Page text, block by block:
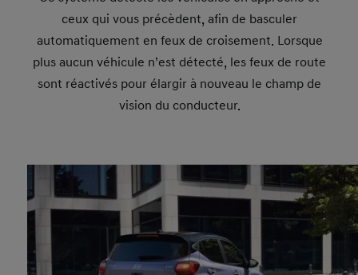
ceux qui vous précèdent, afin de basculer
automatiquement en feux de croisement. Lorsque
plus aucun véhicule n’est détecté, les feux de route
sont réactivés pour élargir à nouveau le champ de
vision du conducteur.